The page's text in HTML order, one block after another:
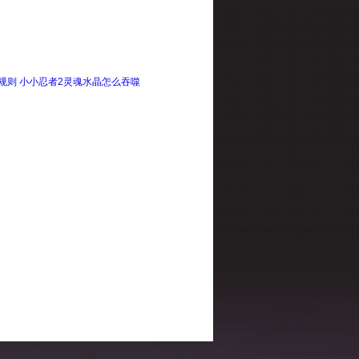
则 小小忍者2灵魂水晶怎么吞噬